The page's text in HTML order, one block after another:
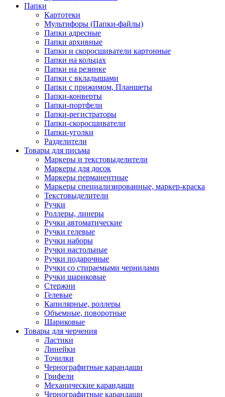
Папки
Картотеки
Мультифоры (Папки-файлы)
Папки адресные
Папки архивные
Папки и скоросшиватели картонные
Папки на кольцах
Папки на резинке
Папки с вкладышами
Папки с прижимом, Планшеты
Папки-конверты
Папки-портфели
Папки-регистраторы
Папки-скоросшиватели
Папки-уголки
Разделители
Товары для письма
Маркеры и текстовыделители
Маркеры для досок
Маркеры перманентные
Маркеры специализированные, маркер-краска
Текстовыделители
Ручки
Роллеры, линеры
Ручки автоматические
Ручки гелевые
Ручки наборы
Ручки настольные
Ручки подарочные
Ручки со стираемыми чернилами
Ручки шариковые
Стержни
Гелевые
Капилярные, роллеры
Объемные, поворотные
Шариковые
Товары для черчения
Ластики
Линейки
Точилки
Чернографитные карандаши
Грифели
Механические карандаши
Чернографитные карандаши